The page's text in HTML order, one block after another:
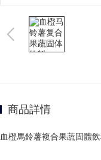
商品詳情
血橙馬鈴薯複合果蔬固體